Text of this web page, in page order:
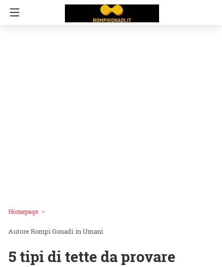
Homepage
Rompi Gonadi inUmani
5 tipi di tette da provare